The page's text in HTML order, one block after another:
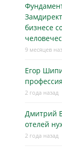
бизнесe
9 месяцев
Егор
2 года назад
Дмитрий
отелей
2 года назад